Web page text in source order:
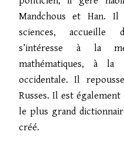
Mandchous et Han.
sciences, accueille
s’intéresse à la
mathématiques, à la
occidentale. Il
Russes. Il est
le plus grand
créé.